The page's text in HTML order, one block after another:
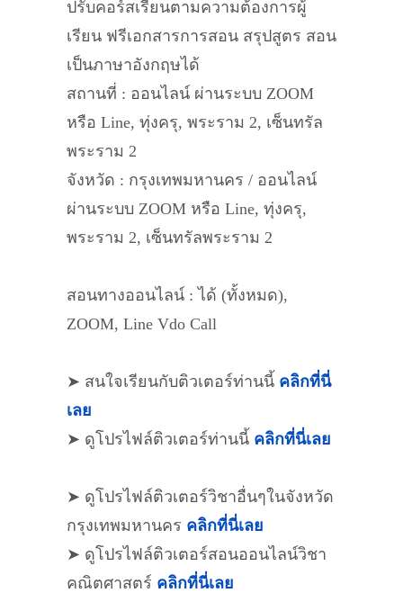
ปรับคอร์สเรียนตามความต้องการผู้
เรียน ฟรีเอกสารการสอน สรุปสูตร สอน
เป็นภาษาอังกฤษได้
สถานที่ : ออนไลน์ ผ่านระบบ ZOOM
หรือ Line, ทุ่งครุ, พระราม 2, เซ็นทรัล
พระราม 2
จังหวัด : กรุงเทพมหานคร / ออนไลน์
ผ่านระบบ ZOOM หรือ Line, ทุ่งครุ,
พระราม 2, เซ็นทรัลพระราม 2
สอนทางออนไลน์ : ได้ (ทั้งหมด),
ZOOM, Line Vdo Call
➤ สนใจเรียนกับติวเตอร์ท่านนี้ คลิกที่นี่
เลย
➤ ดูโปรไฟล์ติวเตอร์ท่านนี้ คลิกที่นี่เลย
➤ ดูโปรไฟล์ติวเตอร์วิชาอื่นๆในจังหวัด
กรุงเทพมหานคร คลิกที่นี่เลย
➤ ดูโปรไฟล์ติวเตอร์สอนออนไลน์วิชา
คณิตศาสตร์ คลิกที่นี่เลย